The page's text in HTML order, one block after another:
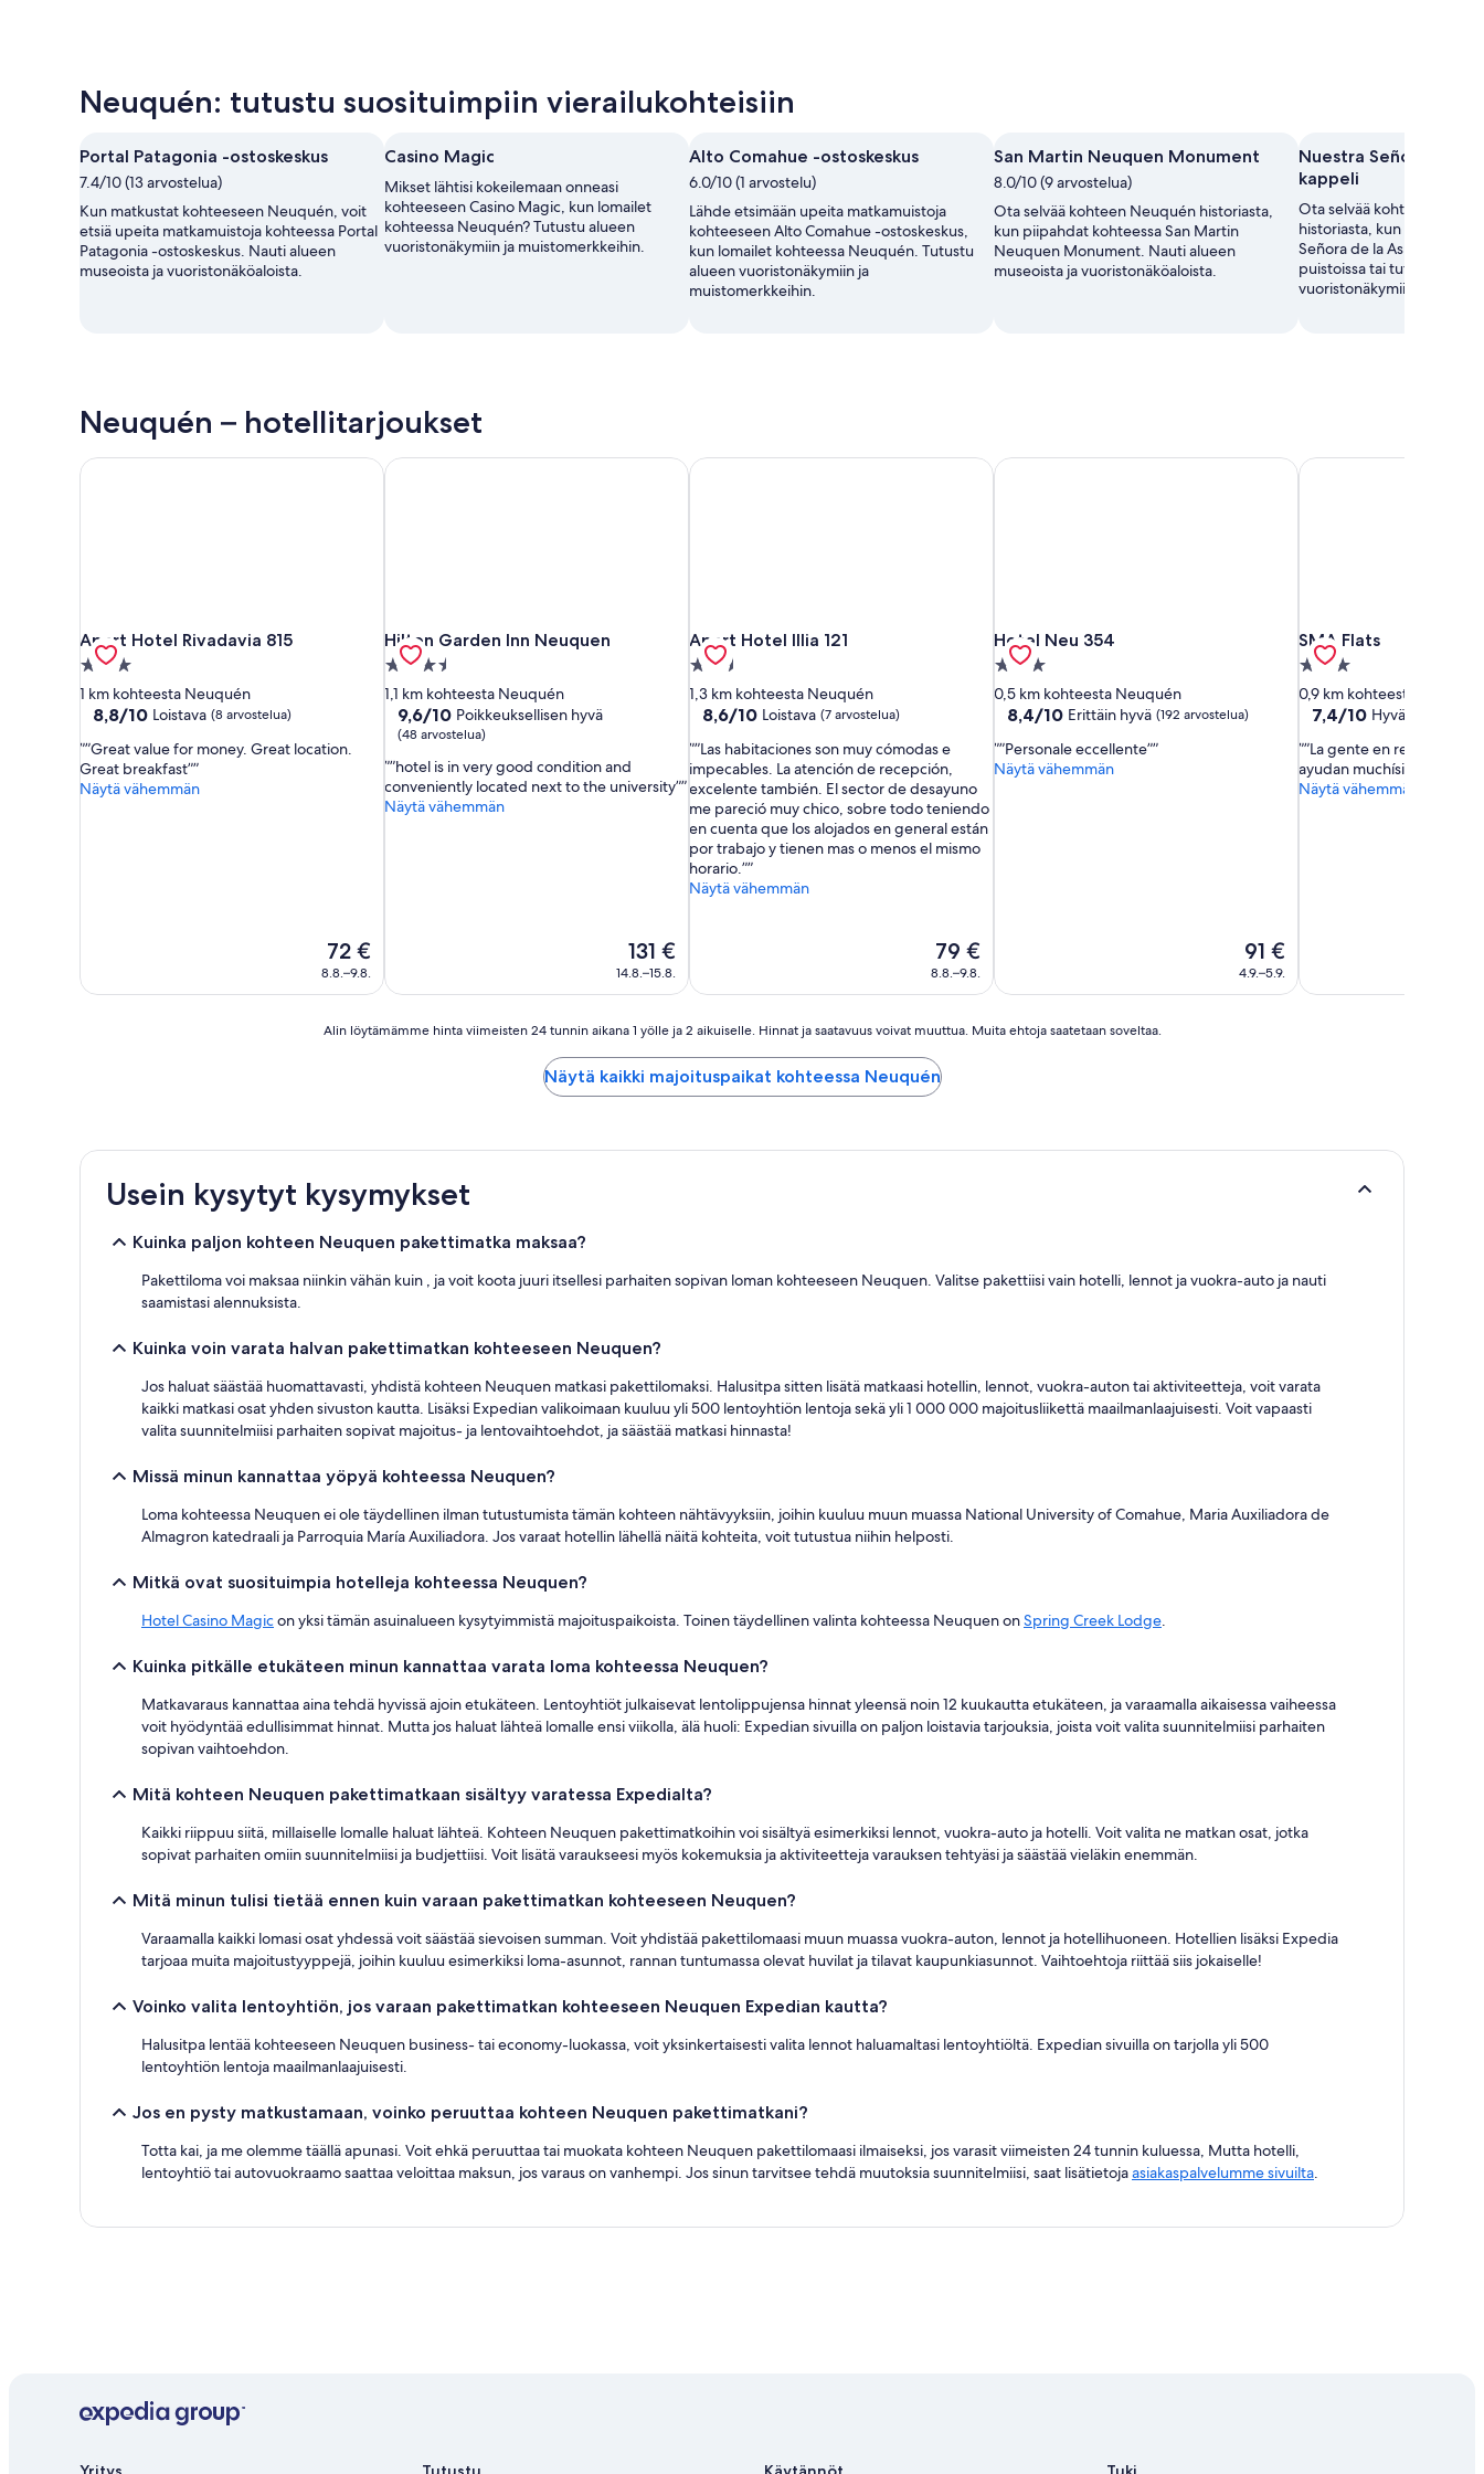
Neuquén: tutustu suosituimpiin vierailukohteisiin
Portal Patagonia -ostoskeskus
7.4/10 (13 arvostelua)
Kun matkustat kohteeseen Neuquén, voit
etsiä upeita matkamuistoja kohteessa Portal
Patagonia -ostoskeskus. Nauti alueen
museoista ja vuoristonäköaloista.
Casino Magic
Mikset lähtisi kokeilemaan onneasi
kohteeseen Casino Magic, kun lomailet
kohteessa Neuquén? Tutustu alueen
vuoristonäkymiin ja muistomerkkeihin.
Alto Comahue -ostoskeskus
6.0/10 (1 arvostelu)
Lähde etsimään upeita matkamuistoja
kohteeseen Alto Comahue -ostoskeskus,
kun lomailet kohteessa Neuquén. Tutustu
alueen vuoristonäkymiin ja
muistomerkkeihin.
San Martin Neuquen Monument
8.0/10 (9 arvostelua)
Ota selvää kohteen Neuquén historiasta,
kun piipahdat kohteessa San Martin
Neuquen Monument. Nauti alueen
museoista ja vuoristonäköaloista.
Nuestra Señora de la
kappeli
Ota selvää kohteen
historiasta, kun vierailet
Señora de la Asunción
puistoissa tai tutustu
vuoristonäkymiin.
Neuquén – hotellitarjoukset
Apart Hotel Rivadavia 815
Apart Hotel Rivadavia 815
3.0
tähden
majoituspaikka
1 km kohteesta Neuquén
8.8
10,
Loistava,
(8
8,8/10 Loistava (8 arvostelua)
”Great value for money. Great location.
Great breakfast”
Näytä vähemmän
Hinta
on
72 €
8.8.–9.8.
Apart Hotel Rivadavia 815
Hilton Garden Inn Neuquen
Hilton Garden Inn Neuquen
3.5
tähden
majoituspaikka
1,1 km kohteesta Neuquén
9.6
kautta
Poikkeuksellisen
hyvä,
(48
9,6/10 Poikkeuksellisen hyvä
(48 arvostelua)
”hotel is in very good condition and
conveniently located next to the university”
Näytä vähemmän
Hinta
on
131 €
14.8.–15.8.
Hilton Garden Inn Neuquen
Apart Hotel Illia 121
Apart Hotel Illia 121
2.5
tähden
majoituspaikka
1,3 km kohteesta Neuquén
8.6
10,
Loistava,
(7
arvostelua)
8,6/10 Loistava (7 arvostelua)
”Las habitaciones son muy cómodas e
impecables. La atención de recepción,
excelente también. El sector de desayuno
me pareció muy chico, sobre todo teniendo
en cuenta que los alojados en general están
por trabajo y tienen mas o menos el mismo
horario.”
Näytä vähemmän
Hinta
on
79 €
8.8.–9.8.
Apart Hotel Illia 121
Hotel Neu 354
Hotel Neu 354
3.0
tähden
majoituspaikka
0,5 km kohteesta Neuquén
8.4
10,
Erittäin
8,4/10 Erittäin hyvä (192 arvostelua)
”Personale eccellente”
Näytä vähemmän
Hinta
on
91 €
4.9.–5.9.
Hotel Neu 354
SMA Flats
SMA Flats
3.0
tähden
majoituspaikka
0,9 km kohteesta Neuquén
7.4
10,
Hyvä,
(13
7,4/10 Hyvä
”La gente en recepción
ayudan muchísimo”
Näytä vähemmän
SMA Flats
aikana
1
yölle
aikuiselle.
saatavuus
muuttua.
saatetaan
Alin löytämämme hinta viimeisten 24 tunnin aikana 1 yölle ja 2 aikuiselle. Hinnat ja saatavuus voivat muuttua. Muita ehtoja saatetaan soveltaa.
Näytä kaikki majoituspaikat kohteessa Neuquén
Usein kysytyt kysymykset
Kuinka paljon kohteen Neuquen pakettimatka maksaa?
Pakettiloma voi maksaa niinkin vähän kuin , ja voit koota juuri itsellesi parhaiten sopivan loman kohteeseen Neuquen. Valitse pakettiisi vain hotelli, lennot ja vuokra-auto ja nauti
saamistasi alennuksista.
Kuinka voin varata halvan pakettimatkan kohteeseen Neuquen?
Jos haluat säästää huomattavasti, yhdistä kohteen Neuquen matkasi pakettilomaksi. Halusitpa sitten lisätä matkaasi hotellin, lennot, vuokra-auton tai aktiviteetteja, voit varata
kaikki matkasi osat yhden sivuston kautta. Lisäksi Expedian valikoimaan kuuluu yli 500 lentoyhtiön lentoja sekä yli 1 000 000 majoitusliikettä maailmanlaajuisesti. Voit vapaasti
valita suunnitelmiisi parhaiten sopivat majoitus- ja lentovaihtoehdot, ja säästää matkasi hinnasta!
Missä minun kannattaa yöpyä kohteessa Neuquen?
Loma kohteessa Neuquen ei ole täydellinen ilman tutustumista tämän kohteen nähtävyyksiin, joihin kuuluu muun muassa National University of Comahue, Maria Auxiliadora de
Almagron katedraali ja Parroquia María Auxiliadora. Jos varaat hotellin lähellä näitä kohteita, voit tutustua niihin helposti.
Mitkä ovat suosituimpia hotelleja kohteessa Neuquen?
Hotel Casino Magicon yksi tämän asuinalueen kysytyimmistä majoituspaikoista. Toinen täydellinen valinta kohteessa Neuquen onSpring Creek Lodge.
Kuinka pitkälle etukäteen minun kannattaa varata loma kohteessa Neuquen?
Matkavaraus kannattaa aina tehdä hyvissä ajoin etukäteen. Lentoyhtiöt julkaisevat lentolippujensa hinnat yleensä noin 12 kuukautta etukäteen, ja varaamalla aikaisessa vaiheessa
voit hyödyntää edullisimmat hinnat. Mutta jos haluat lähteä lomalle ensi viikolla, älä huoli: Expedian sivuilla on paljon loistavia tarjouksia, joista voit valita suunnitelmiisi parhaiten
sopivan vaihtoehdon.
Mitä kohteen Neuquen pakettimatkaan sisältyy varatessa Expedialta?
Kaikki riippuu siitä, millaiselle lomalle haluat lähteä. Kohteen Neuquen pakettimatkoihin voi sisältyä esimerkiksi lennot, vuokra-auto ja hotelli. Voit valita ne matkan osat, jotka
sopivat parhaiten omiin suunnitelmiisi ja budjettiisi. Voit lisätä varaukseesi myös kokemuksia ja aktiviteetteja varauksen tehtyäsi ja säästää vieläkin enemmän.
Mitä minun tulisi tietää ennen kuin varaan pakettimatkan kohteeseen Neuquen?
Varaamalla kaikki lomasi osat yhdessä voit säästää sievoisen summan. Voit yhdistää pakettilomaasi muun muassa vuokra-auton, lennot ja hotellihuoneen. Hotellien lisäksi Expedia
tarjoaa muita majoitustyyppejä, joihin kuuluu esimerkiksi loma-asunnot, rannan tuntumassa olevat huvilat ja tilavat kaupunkiasunnot. Vaihtoehtoja riittää siis jokaiselle!
Voinko valita lentoyhtiön, jos varaan pakettimatkan kohteeseen Neuquen Expedian kautta?
Halusitpa lentää kohteeseen Neuquen business- tai economy-luokassa, voit yksinkertaisesti valita lennot haluamaltasi lentoyhtiöltä. Expedian sivuilla on tarjolla yli 500
lentoyhtiön lentoja maailmanlaajuisesti.
Jos en pysty matkustamaan, voinko peruuttaa kohteen Neuquen pakettimatkani?
Totta kai, ja me olemme täällä apunasi. Voit ehkä peruuttaa tai muokata kohteen Neuquen pakettilomaasi ilmaiseksi, jos varasit viimeisten 24 tunnin kuluessa, Mutta hotelli,
lentoyhtiö tai autovuokraamo saattaa veloittaa maksun, jos varaus on vanhempi. Jos sinun tarvitsee tehdä muutoksia suunnitelmiisi, saat lisätietojaasiakaspalvelumme sivuilta.